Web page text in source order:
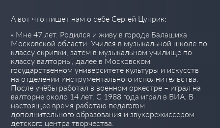
А вот что пишет нам о себе Сергей Цуприк:
« Мне 47 лет. Родился и живу в городе Балашиха
Московской области. Учился в музыкальной школе по
классу скрипки, затем в музыкальном училище по
классу валторны, далее в Московском
государственном университете культуры и искусств
на отделении инструментального исполнительства.
После учёбы работал в военном оркестре – играл на
валторне около 14 лет. С 1988 года играл в ВИА. В
настоящее время работаю педагогом
дополнительного образования и звукорежиссёром
детского центра творчества.